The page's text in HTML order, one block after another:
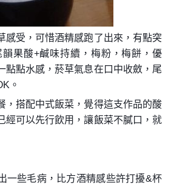
感受，可惜酒精感跑了出來，有點突
果酸+鹹味持續，梅粉，梅餅，優
點點水感，菸草氣息在口中收斂，尾
。
，搭配中式飯菜，覺得這支作品的酸
經可以先行飲用，讓飯菜不膩口，就
一些毛病，比方酒精感些許打擾&杯